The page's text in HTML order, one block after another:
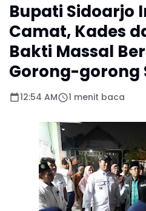
Bupati Sidoarjo
Camat, Kades
Bakti Massal
Gorong-gorong
12:54 AM 1 menit baca